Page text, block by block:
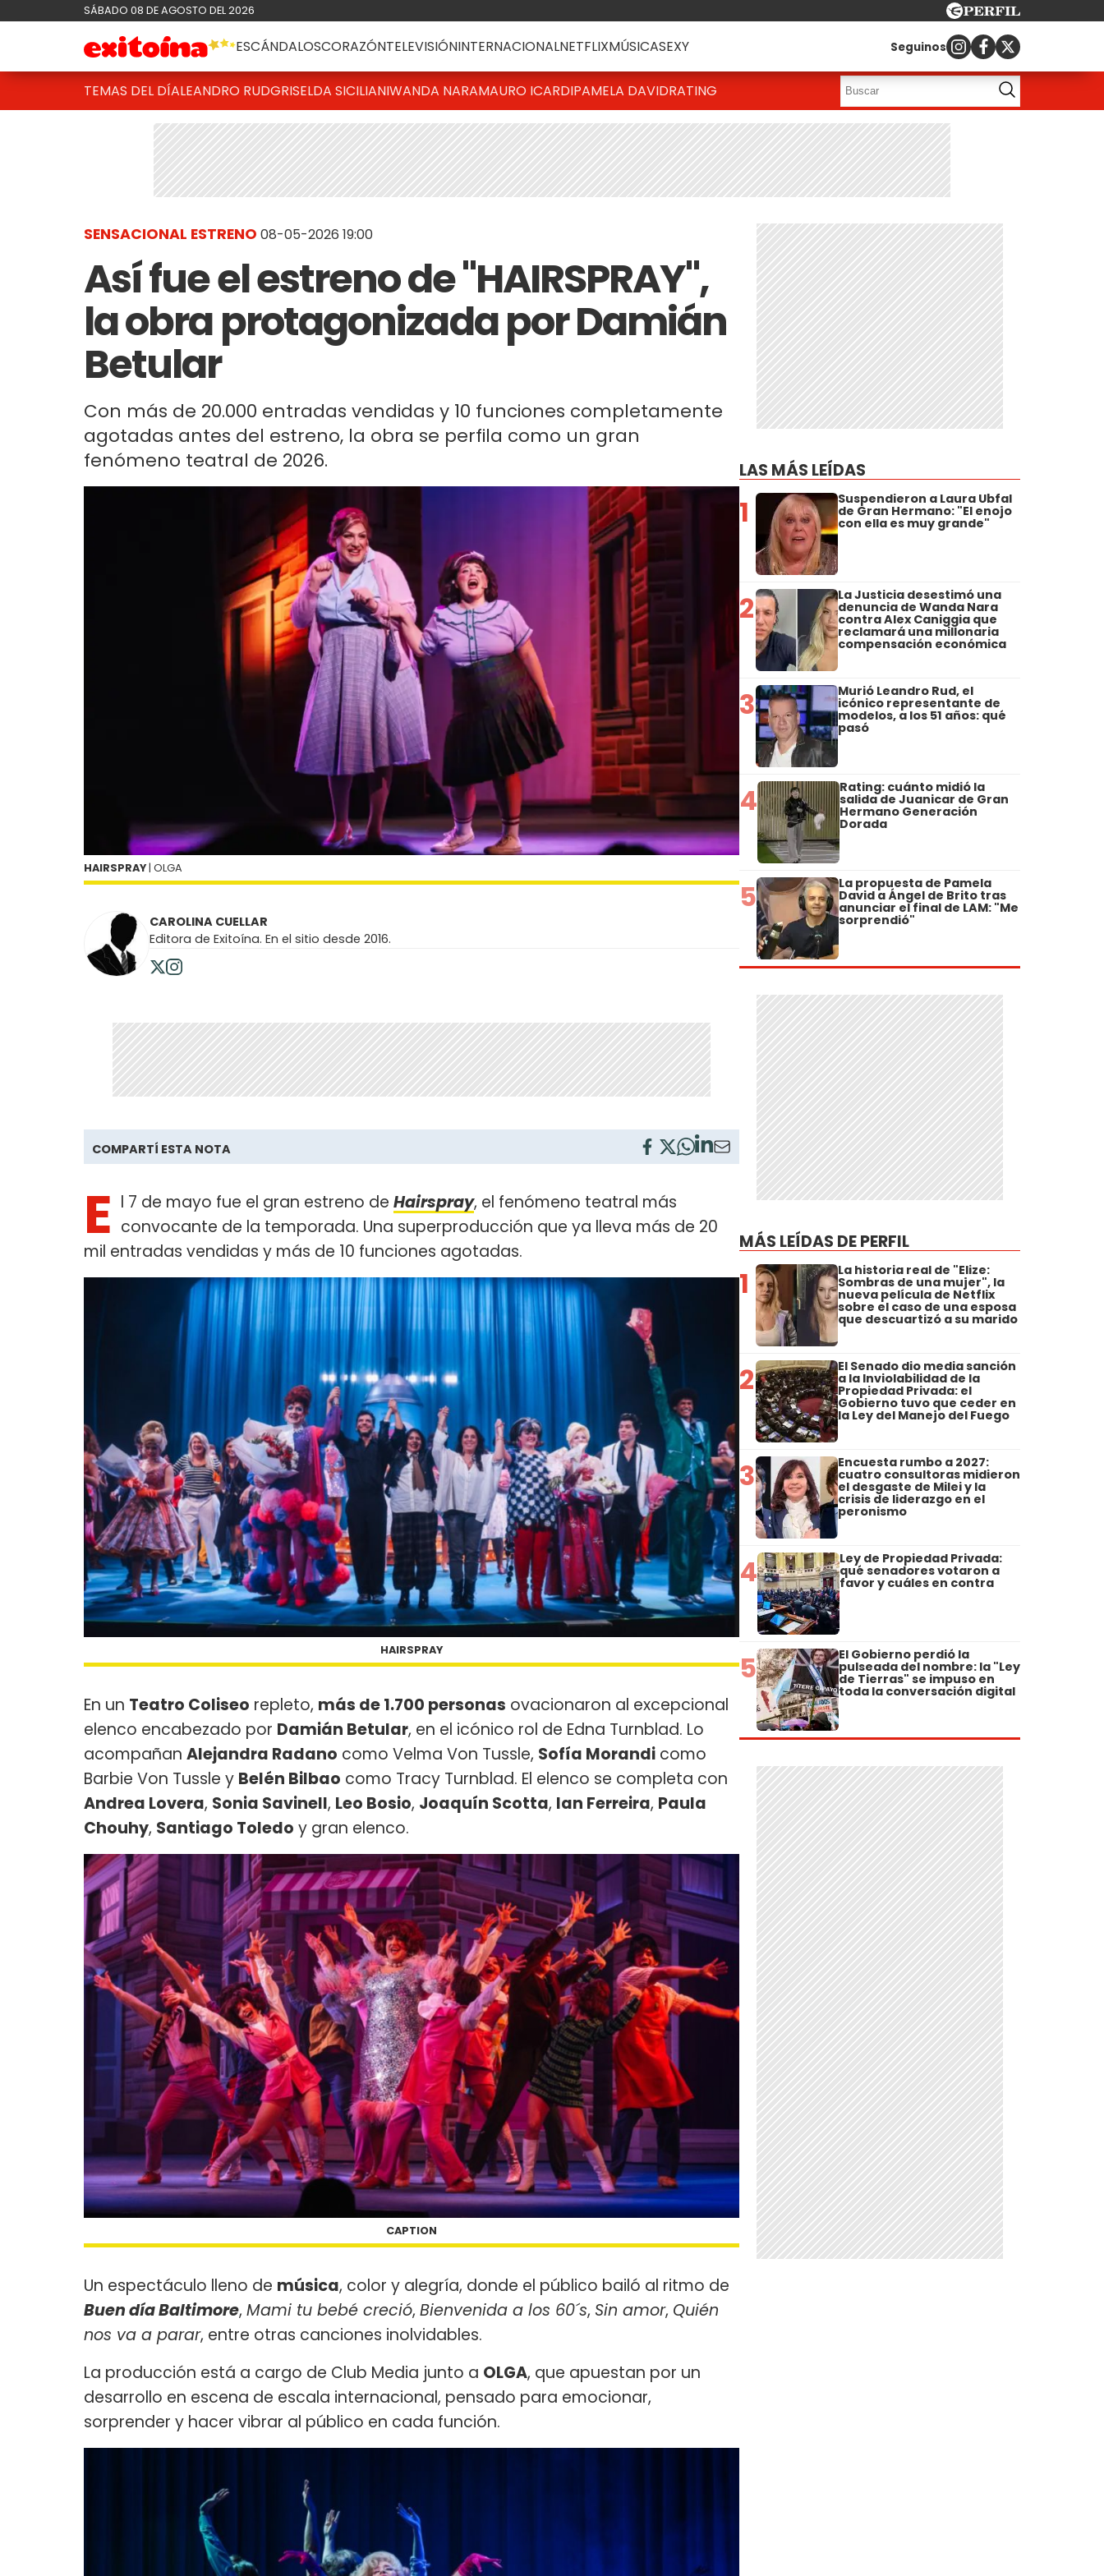
SÁBADO 08 DE AGOSTO DEL 2026
ESCÁNDALOSCORAZÓNTELEVISIÓNINTERNACIONALNETFLIXMÚSICASEXY Seguinos
TEMAS DEL DÍALEANDRO RUDGRISELDA SICILIANIWANDA NARAMAURO ICARDIPAMELA DAVIDRATING
SENSACIONAL ESTRENO 08-05-2026 19:00
Así fue el estreno de "HAIRSPRAY",
la obra protagonizada por Damián
Betular
Con más de 20.000 entradas vendidas y 10 funciones completamente
agotadas antes del estreno, la obra se perfila como un gran
fenómeno teatral de 2026.
HAIRSPRAY| OLGA
CAROLINA CUELLAR
Editora de Exitoína. En el sitio desde 2016.
COMPARTÍ ESTA NOTA
E l 7 de mayo fue el gran estreno de Hairspray, el fenómeno teatral más
convocante de la temporada. Una superproducción que ya lleva más de 20
mil entradas vendidas y más de 10 funciones agotadas.
HAIRSPRAY
En un Teatro Coliseo repleto, más de 1.700 personas ovacionaron al excepcional
elenco encabezado por Damián Betular, en el icónico rol de Edna Turnblad. Lo
acompañan Alejandra Radano como Velma Von Tussle, Sofía Morandi como
Barbie Von Tussle y Belén Bilbao como Tracy Turnblad. El elenco se completa con
Andrea Lovera, Sonia Savinell, Leo Bosio, Joaquín Scotta, Ian Ferreira, Paula
Chouhy, Santiago Toledo y gran elenco.
CAPTION
Un espectáculo lleno de música, color y alegría, donde el público bailó al ritmo de
Buen día Baltimore, Mami tu bebé creció, Bienvenida a los 60´s, Sin amor, Quién
nos va a parar, entre otras canciones inolvidables.
La producción está a cargo de Club Media junto a OLGA, que apuestan por un
desarrollo en escena de escala internacional, pensado para emocionar,
sorprender y hacer vibrar al público en cada función.
LAS MÁS LEÍDAS
1 Suspendieron a Laura Ubfal
de Gran Hermano: "El enojo
con ella es muy grande"
2 La Justicia desestimó una
denuncia de Wanda Nara
contra Alex Caniggia que
reclamará una millonaria
compensación económica
3 Murió Leandro Rud, el
icónico representante de
modelos, a los 51 años: qué
pasó
4 Rating: cuánto midió la
salida de Juanicar de Gran
Hermano Generación
Dorada
5 La propuesta de Pamela
David a Ángel de Brito tras
anunciar el final de LAM: "Me
sorprendió"
MÁS LEÍDAS DE PERFIL
1 La historia real de "Elize:
Sombras de una mujer", la
nueva película de Netflix
sobre el caso de una esposa
que descuartizó a su marido
2 El Senado dio media sanción
a la Inviolabilidad de la
Propiedad Privada: el
Gobierno tuvo que ceder en
la Ley del Manejo del Fuego
3 Encuesta rumbo a 2027:
cuatro consultoras midieron
el desgaste de Milei y la
crisis de liderazgo en el
peronismo
4 Ley de Propiedad Privada:
qué senadores votaron a
favor y cuáles en contra
5 El Gobierno perdió la
pulseada del nombre: la "Ley
de Tierras" se impuso en
toda la conversación digital